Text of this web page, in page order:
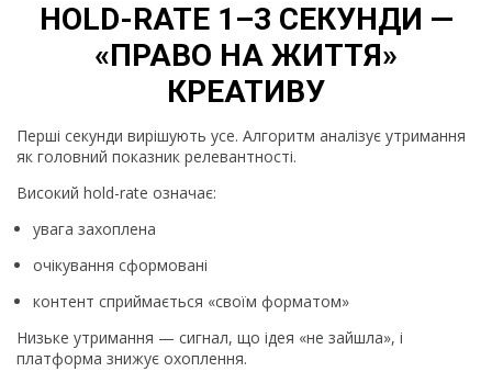
HOLD-RATE 1–3 СЕКУНДИ —
«ПРАВО НА ЖИТТЯ»
КРЕАТИВУ
Перші секунди вирішують усе. Алгоритм аналізує утримання
як головний показник релевантності.
Високий hold-rate означає:
увага захоплена
очікування сформовані
контент сприймається «своїм форматом»
Низьке утримання — сигнал, що ідея «не зайшла», і
платформа знижує охоплення.